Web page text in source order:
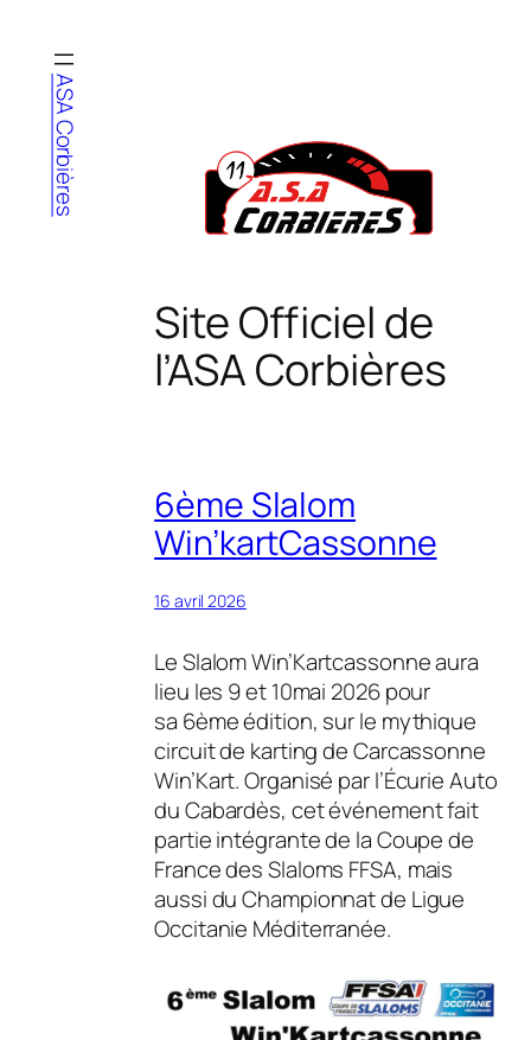
contenu
ASA Corbières
Site Officiel de
l’ASA Corbières
6ème Slalom
Win’kartCassonne
16 avril 2026
Le Slalom Win’Kartcassonne aura
lieu les 9 et 10mai 2026 pour
sa 6ème édition, sur le mythique
circuit de karting de Carcassonne
Win’Kart. Organisé par l’Écurie Auto
du Cabardès, cet événement fait
partie intégrante de la Coupe de
France des Slaloms FFSA, mais
aussi du Championnat de Ligue
Occitanie Méditerranée.